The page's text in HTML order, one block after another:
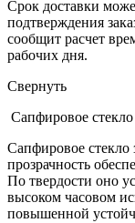
Срок доставки
подтверждения
сообщит расчет
рабочих дня.
Свернуть
Сапфировое стекло
Сапфировое стекло
прозрачность
По твердости оно
высоком часовом
повышенной